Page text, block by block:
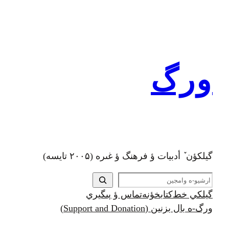
ورگ
گيلکؤن ٚ أدبیات ؤ فرهنگ ؤ غىره (۲۰۰۵ تايسه)
ج
س
ت
ج
گيلکي خطکتابخؤنهتماس ؤ پىگيري
ورگ-ه بال بزنين (Support and Donation)